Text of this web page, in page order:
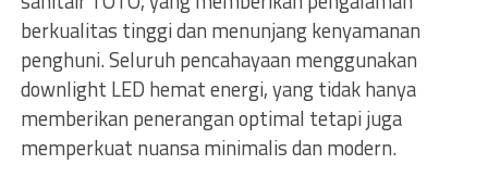
berkualitas tinggi dan menunjang kenyamanan
penghuni. Seluruh pencahayaan menggunakan
downlight LED hemat energi, yang tidak hanya
memberikan penerangan optimal tetapi juga
memperkuat nuansa minimalis dan modern.